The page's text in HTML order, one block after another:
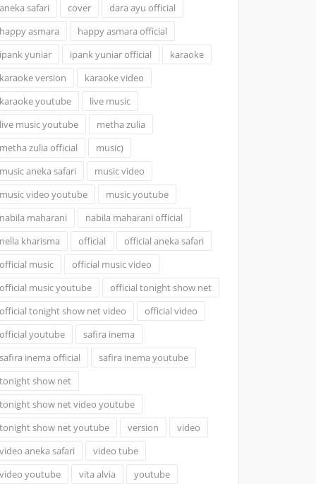
safari cover
dara ayu official
asmara
happy asmara official
yuniar
ipank yuniar official
karaoke
version
karaoke video
youtube
live music
music youtube
metha zulia
zulia official
music)
aneka safari
music video
video youtube
music youtube
maharani
nabila maharani official
kharisma
official
official aneka safari
music
official music video
music youtube
official tonight show net
tonight show net video
official video
youtube
safira inema
inema official
safira inema youtube
show net
show net video youtube
show net youtube
version
video
aneka safari
video tube
youtube
vita alvia youtube